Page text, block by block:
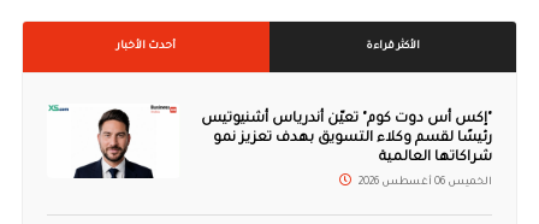
الأكثر قراءة أحدث الأخبار
"إكس أس دوت كوم" تعيّن أندرياس أشنيوتيس
رئيسًا لقسم وكلاء التسويق بهدف تعزيز نمو
شراكاتها العالمية
الخميس 06 أغسطس 2026